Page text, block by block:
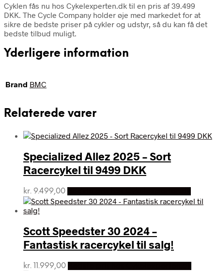
Cyklen fås nu hos Cykelexperten.dk til en pris af 39.499
DKK. The Cycle Company holder øje med markedet for at
sikre de bedste priser på cykler og udstyr, så du kan få det
bedste tilbud muligt.
Yderligere information
Brand BMC
Relaterede varer
Specialized Allez 2025 – Sort
Racercykel til 9499 DKK
kr. 9.499,00
Scott Speedster 30 2024 –
Fantastisk racercykel til salg!
kr. 11.999,00